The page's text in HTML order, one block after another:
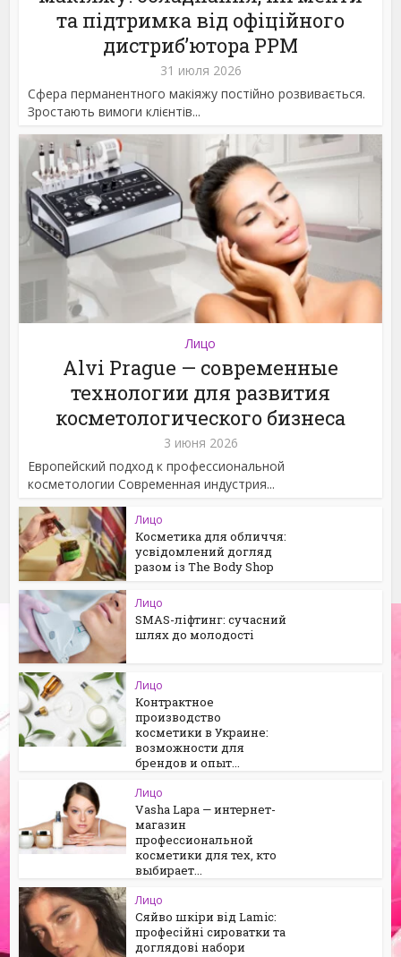
та підтримка від офіційного
дистриб’ютора PPM
31 июля 2026
Сфера перманентного макіяжу постійно розвивається.
Зростають вимоги клієнтів...
Лицо
Alvi Prague — современные
технологии для развития
косметологического бизнеса
3 июня 2026
Европейский подход к профессиональной
косметологии Современная индустрия...
Лицо
Косметика для обличчя:
усвідомлений догляд
разом із The Body Shop
Лицо
SMAS-ліфтинг: сучасний
шлях до молодості
Лицо
Контрактное
производство
косметики в Украине:
возможности для
брендов и опыт...
Лицо
Vasha Lapa — интернет-
магазин
профессиональной
косметики для тех, кто
выбирает...
Лицо
Сяйво шкіри від Lamic:
професійні сироватки та
доглядові набори